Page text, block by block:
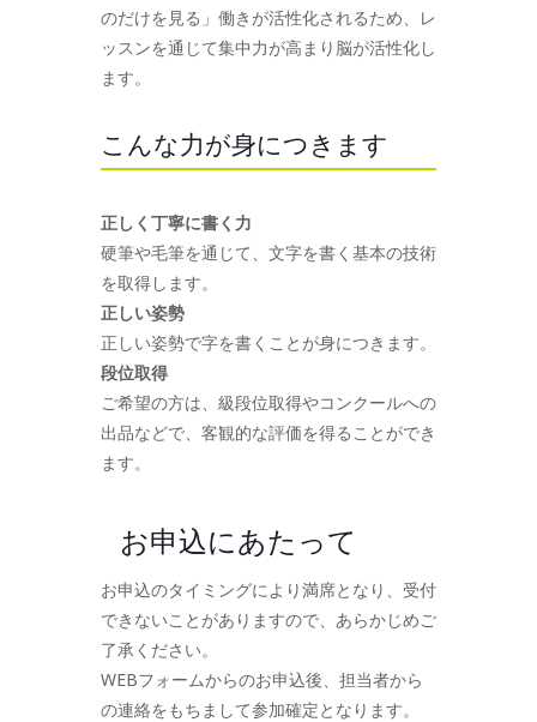
のだけを見る」働きが活性化されるため、レ
ッスンを通じて集中力が高まり脳が活性化し
ます。
こんな力が身につきます
正しく丁寧に書く力
硬筆や毛筆を通じて、文字を書く基本の技術
を取得します。
正しい姿勢
正しい姿勢で字を書くことが身につきます。
段位取得
ご希望の方は、級段位取得やコンクールへの
出品などで、客観的な評価を得ることができ
ます。
お申込にあたって
お申込のタイミングにより満席となり、受付
できないことがありますので、あらかじめご
了承ください。
WEBフォームからのお申込後、担当者から
の連絡をもちまして参加確定となります。